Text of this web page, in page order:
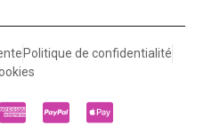
Politique de confidentialité